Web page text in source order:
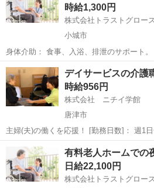
時給1,300円
株式会社トラストグロー
小城市
身体介助： 食事、入浴、排泄のサポート。
掃除、お洗濯の補助、お散歩の付き添い
安心して過ごせるよう、日々のお話し相手
の行事や、ちょっとした日常...
佐賀 小城市 介護
デイサービスの介護
時給956円
株式会社 ニチイ学館
唐津市
主婦(夫)の働くを応援！ [勤務日数]： 週1日~
07:00~16:00/09:00~18:00/11:00~20:00/
日 などから選べます [勤務地・最寄駅]
佐賀 唐津市 ケアマネージャー
有料老人ホームでの
日給22,100円
株式会社トラストグロー